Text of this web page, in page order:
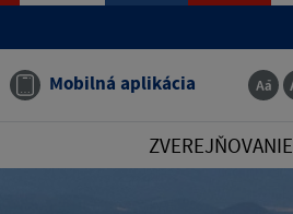
Mobilná aplikácia
ZVEREJŇOVANIE